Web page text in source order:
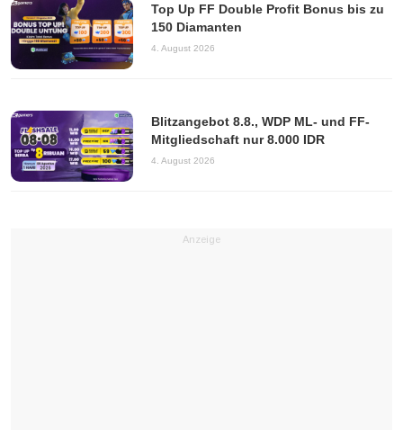
Top Up FF Double Profit Bonus bis zu
150 Diamanten
4. August 2026
Blitzangebot 8.8., WDP ML- und FF-
Mitgliedschaft nur 8.000 IDR
4. August 2026
Anzeige